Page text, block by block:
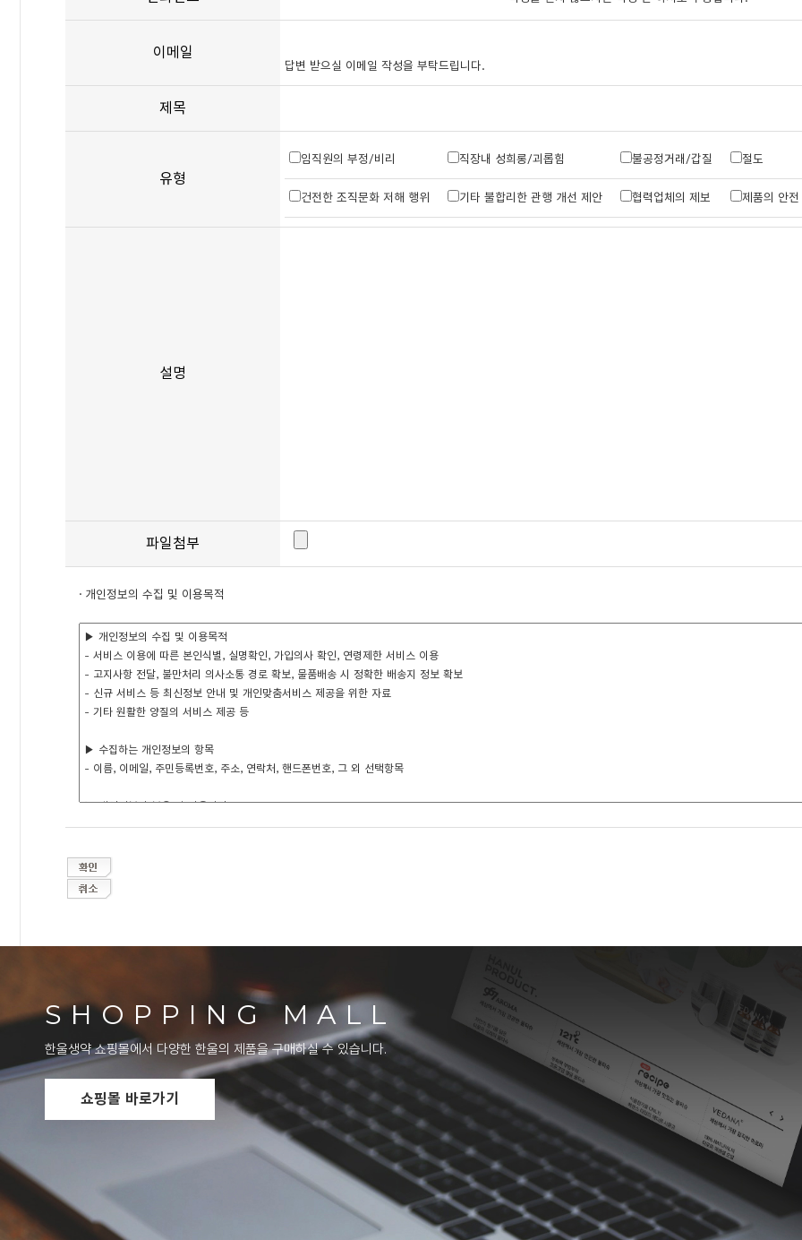
이메일
답변 받으실 이메일 작성을 부탁드립니다.
제목
유형
임직원의 부정/비리 직장내 성희롱/괴롭힘 불공정거래/갑질 절도
건전한 조직문화 저해 행위 기타 불합리한 관행 개선 제안 협력업체의 제보 제품의 안전
설명
파일첨부
· 개인정보의 수집 및 이용목적
SHOPPING MALL
한울생약 쇼핑몰에서 다양한 한울의 제품을 구매하실 수 있습니다.
쇼핑몰 바로가기